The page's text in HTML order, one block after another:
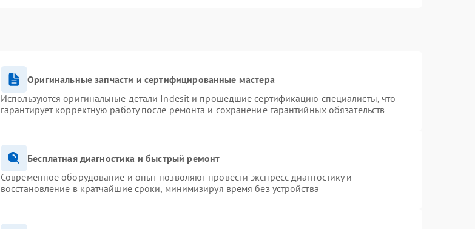
Оригинальные запчасти и сертифицированные мастера
Используются оригинальные детали Indesit и прошедшие сертификацию специалисты, что
гарантирует корректную работу после ремонта и сохранение гарантийных обязательств
Бесплатная диагностика и быстрый ремонт
Современное оборудование и опыт позволяют провести экспресс-диагностику и
восстановление в кратчайшие сроки, минимизируя время без устройства